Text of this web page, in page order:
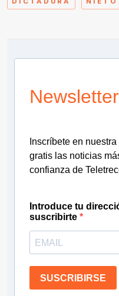
Inscríbete en
gratis las noticias
confianza de
Introduce tu
suscribirte
SUSCRIBIRSE